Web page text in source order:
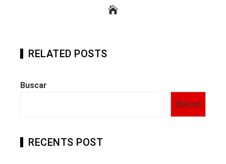
RELATED POSTS
Buscar
Buscar
RECENTS POST